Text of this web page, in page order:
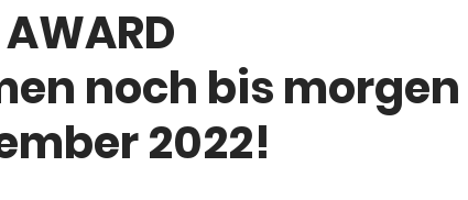
noch bis morgen
2022!